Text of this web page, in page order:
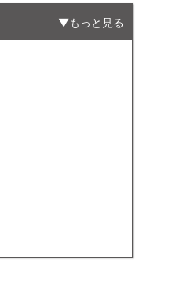
もっと見る